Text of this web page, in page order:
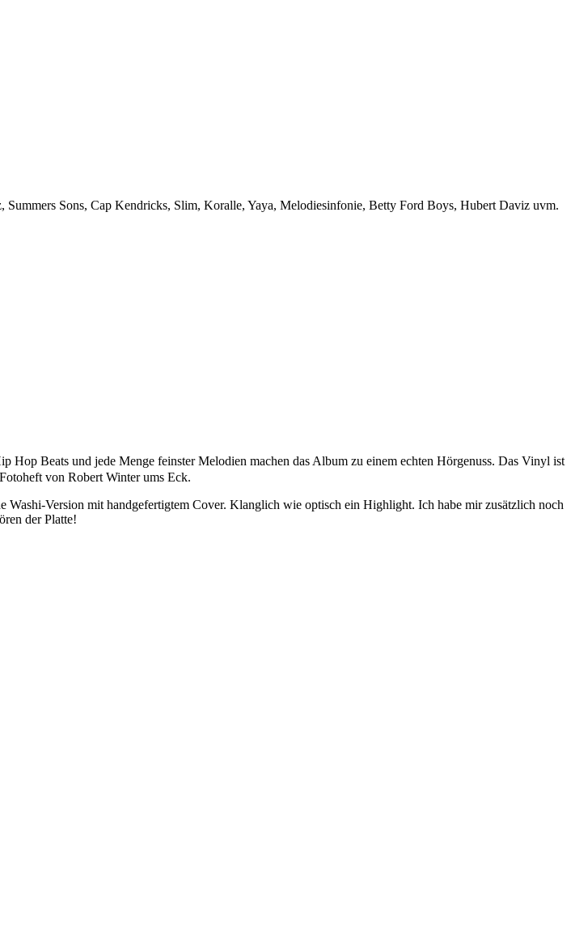
Sons, Cap Kendricks, Slim, Koralle, Yaya, Melodiesinfonie, Betty Ford Boys, Hubert Daviz uvm.
Hop Beats und jede Menge feinster Melodien machen das Album zu einem echten Hörgenuss. Das Vinyl ist
von Robert Winter ums Eck.
Version mit handgefertigtem Cover. Klanglich wie optisch ein Highlight. Ich habe mir zusätzlich noch
der Platte!